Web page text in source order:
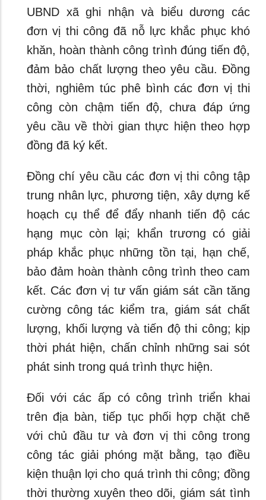
UBND xã ghi nhận và biểu dương các
đơn vị thi công đã nỗ lực khắc phục khó
khăn, hoàn thành công trình đúng tiến độ,
đảm bảo chất lượng theo yêu cầu. Đồng
thời, nghiêm túc phê bình các đơn vị thi
công còn chậm tiến độ, chưa đáp ứng
yêu cầu về thời gian thực hiện theo hợp
đồng đã ký kết.
Đồng chí yêu cầu các đơn vị thi công tập
trung nhân lực, phương tiện, xây dựng kế
hoạch cụ thể để đẩy nhanh tiến độ các
hạng mục còn lại; khẩn trương có giải
pháp khắc phục những tồn tại, hạn chế,
bảo đảm hoàn thành công trình theo cam
kết. Các đơn vị tư vấn giám sát cần tăng
cường công tác kiểm tra, giám sát chất
lượng, khối lượng và tiến độ thi công; kịp
thời phát hiện, chấn chỉnh những sai sót
phát sinh trong quá trình thực hiện.
Đối với các ấp có công trình triển khai
trên địa bàn, tiếp tục phối hợp chặt chẽ
với chủ đầu tư và đơn vị thi công trong
công tác giải phóng mặt bằng, tạo điều
kiện thuận lợi cho quá trình thi công; đồng
thời thường xuyên theo dõi, giám sát tình